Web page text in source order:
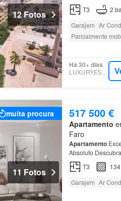
12 Fotos
T3
2
Garajem Ar
Parcialmente
Há 30+ dias
LUXURYESTATE
muita procura
11 Fotos
517 500 €
Apartamento
Faro
Apartamento
Absoluto
exigentes
T3
Garajem Ar